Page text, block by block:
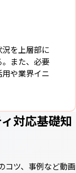
を上層部に
また、必要
や業界イニ
対応基礎知
コツ、事例など動画